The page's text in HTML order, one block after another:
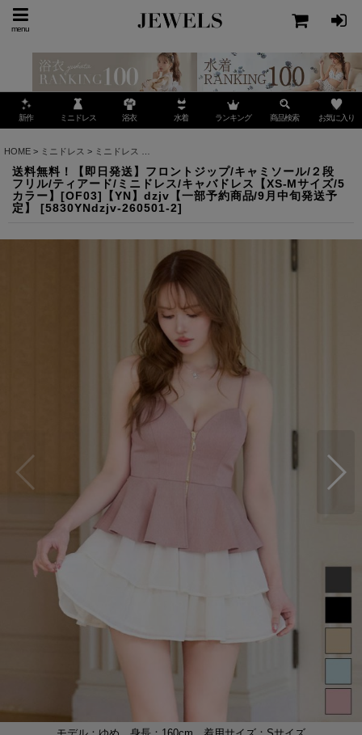
menu
新作 ミニドレス 浴衣 水着 ランキング 商品検索 お気に入り
HOME > ミニドレス > ミニドレス
送料無料！【即日発送】フロントジップ/キャミソール/２段
フリル/ティアード/ミニドレス/キャバドレス【XS-Mサイズ/5
カラー】[OF03]【YN】dzjv【一部予約商品/9月中旬発送予
定】
[5830YNdzjv-260501-2]